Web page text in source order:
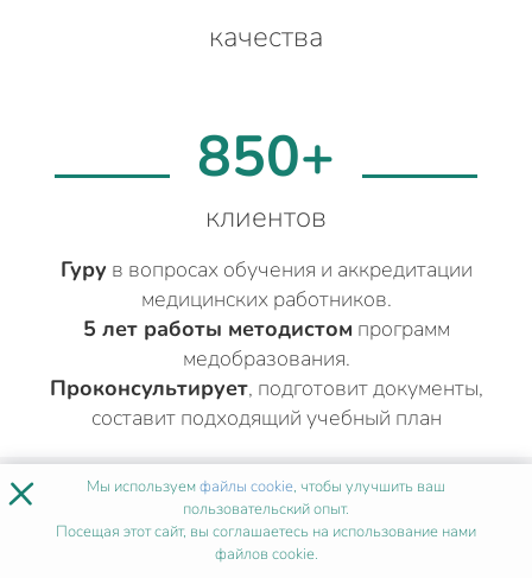
качества
850+
клиентов
Гуру в вопросах обучения и аккредитации
медицинских работников.
5 лет работы методистом программ
медобразования.
Проконсультирует, подготовит документы,
составит подходящий учебный план
ДРУГИЕ МЕДИЦИНСКИЕ КУРСЫ
ДЛЯ ПРОВИЗОРОВ И
ФАРМАЦЕВТОВВ МОСКВЕ
× Мы используемфайлы cookie, чтобы улучшить ваш
пользовательский опыт.
Посещая этот сайт, вы соглашаетесь на использование нами
файлов cookie.